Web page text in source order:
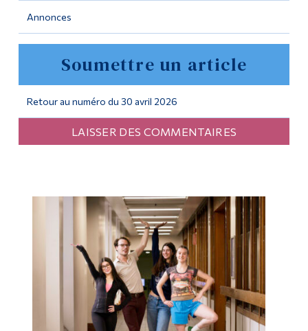
Annonces
Soumettre un article
Retour au numéro du 30 avril 2026
LAISSER DES COMMENTAIRES
Programmes
Formation continue
Admissions
Qui vous êtes
Étudiants actuels
Corps enseignant et
personnel administratif
Diplômé·es et visiteur·euses